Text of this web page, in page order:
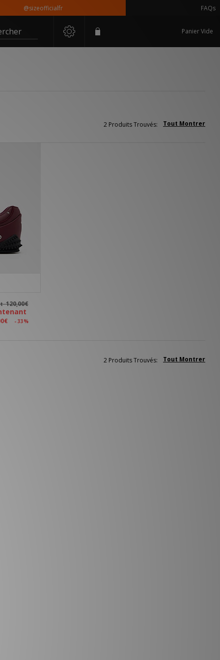
@sizeofficialfr FAQs
Panier Vide
Tout Montrer
2 Produits Trouvés:
120,00€
- 33%
Tout Montrer
2 Produits Trouvés: